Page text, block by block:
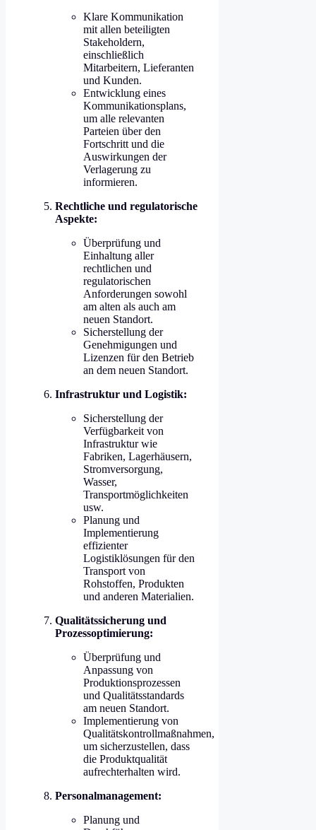
Klare Kommunikation
mit allen beteiligten
Stakeholdern,
einschließlich
Mitarbeitern, Lieferanten
und Kunden.
Entwicklung eines
Kommunikationsplans,
um alle relevanten
Parteien über den
Fortschritt und die
Auswirkungen der
Verlagerung zu
informieren.
Rechtliche und regulatorische
Aspekte:
Überprüfung und
Einhaltung aller
rechtlichen und
regulatorischen
Anforderungen sowohl
am alten als auch am
neuen Standort.
Sicherstellung der
Genehmigungen und
Lizenzen für den Betrieb
an dem neuen Standort.
Infrastruktur und Logistik:
Sicherstellung der
Verfügbarkeit von
Infrastruktur wie
Fabriken, Lagerhäusern,
Stromversorgung,
Wasser,
Transportmöglichkeiten
usw.
Planung und
Implementierung
effizienter
Logistiklösungen für den
Transport von
Rohstoffen, Produkten
und anderen Materialien.
Qualitätssicherung und
Prozessoptimierung:
Überprüfung und
Anpassung von
Produktionsprozessen
und Qualitätsstandards
am neuen Standort.
Implementierung von
Qualitätskontrollmaßnahmen,
um sicherzustellen, dass
die Produktqualität
aufrechterhalten wird.
Personalmanagement:
Planung und